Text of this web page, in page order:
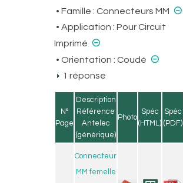
• Famille : Connecteurs MM ⊝
• Application : Pour Circuit
Imprimé ⊝
• Orientation : Coudé ⊝
1 réponse
N°
Page
Description
Référence
Antelec
(générique)
Photo
Spéc
(HTML)
Spéc
(PDF)
Connecteur
MM femelle